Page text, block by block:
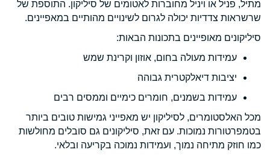
מתיל, פניל או ויניל מחוברות לאטומים של סיליקון. התוספת של
שרשראות צדדיות יכולה לגרום לשינויים מהותיים במאפיינים.
סיליקונים מאופיינים בתכונות הבאות:
עמידות מעולה בחום, אוזון וקרינת שמש
יציבות דיאלקטרית גבוהה
עמידות בשמנים, חומרים כימיים וממסים רבים
מכל האלסטומרים, לסיליקון יש מאפייני גמישות טובים ביותר
בטמפרטורות נמוכות. עם זאת, סיליקונים גם סובלים מחולשות
כמו חוזק מתיחה נמוך, ועמידות נמוכה בקריעה ובלאי.